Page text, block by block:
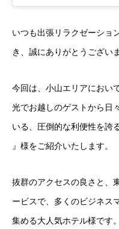
いつも出張リラクゼーショ
き、誠にありがとうござい
今回は、小山エリアにおい
光でお越しのゲストから日
いる、圧倒的な利便性を誇
』様をご紹介いたします。
抜群のアクセスの良さと、
ービスで、多くのビジネス
集める大人気ホテル様です。